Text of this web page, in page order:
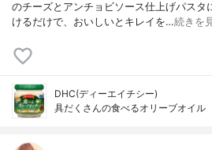
のチーズとアンチョビソース仕上げパスタ
けるだけで、おいしいとキレイを…続きを
DHC(ディーエイチシー)
具だくさんの食べるオリーブオイル